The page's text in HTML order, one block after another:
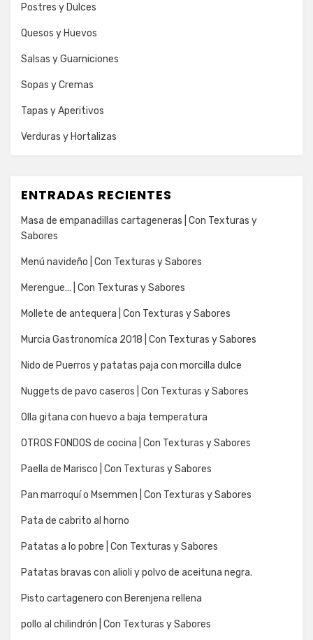
Postres y Dulces
Quesos y Huevos
Salsas y Guarniciones
Sopas y Cremas
Tapas y Aperitivos
Verduras y Hortalizas
ENTRADAS RECIENTES
Masa de empanadillas cartageneras | Con Texturas y
Sabores
Menú navideño | Con Texturas y Sabores
Merengue… | Con Texturas y Sabores
Mollete de antequera | Con Texturas y Sabores
Murcia Gastronomíca 2018 | Con Texturas y Sabores
Nido de Puerros y patatas paja con morcilla dulce
Nuggets de pavo caseros | Con Texturas y Sabores
Olla gitana con huevo a baja temperatura
OTROS FONDOS de cocina | Con Texturas y Sabores
Paella de Marisco | Con Texturas y Sabores
Pan marroquí o Msemmen | Con Texturas y Sabores
Pata de cabrito al horno
Patatas a lo pobre | Con Texturas y Sabores
Patatas bravas con alioli y polvo de aceituna negra.
Pisto cartagenero con Berenjena rellena
pollo al chilindrón | Con Texturas y Sabores